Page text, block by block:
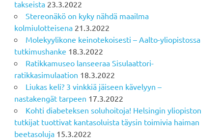
takseista 23.3.2022
Stereonäkö on kyky nähdä maailma
kolmiulotteisena 21.3.2022
Molekyylikone keinotekoisesti – Aalto-yliopistossa
tutkimushanke 18.3.2022
Ratikkamuseo lanseeraa Sisulaattori-
ratikkasimulaation 18.3.2022
Liukas keli? 3 vinkkiä jäiseen kävelyyn –
nastakengät tarpeen 17.3.2022
Kohti diabeteksen soluhoitoja! Helsingin yliopiston
tutkijat tuottivat kantasoluista täysin toimivia haiman
beetasoluja 15.3.2022